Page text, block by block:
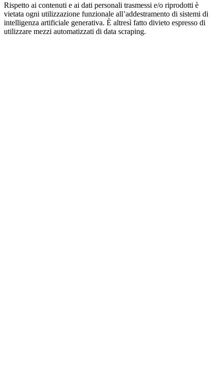
Rispetto ai contenuti e ai dati personali trasmessi e/o riprodotti è
vietata ogni utilizzazione funzionale all’addestramento di sistemi di
intelligenza artificiale generativa. È altresì fatto divieto espresso di
utilizzare mezzi automatizzati di data scraping.